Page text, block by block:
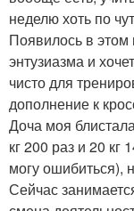
неделю хоть по
Появилось в этом
энтузиазма и
чисто для
дополнение к
Доча моя
кг 200 раз и 20 кг
могу ошибиться),
Сейчас